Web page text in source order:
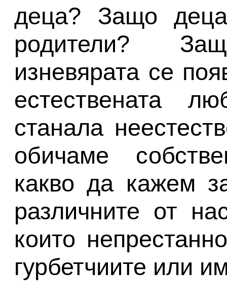
деца? Защо
родители?
изневярата се
естествената
станала
обичаме
какво да кажем
различните от
които
гурбетчиите или